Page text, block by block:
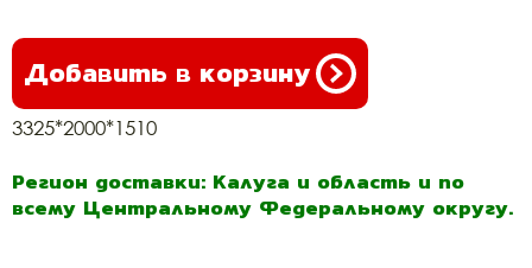
Добавить в корзину
3325*2000*1510
Регион доставки: Калуга и область и по
всему Центральному Федеральному округу.